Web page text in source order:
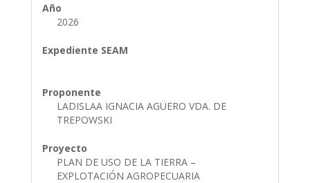
Año
2026
Expediente SEAM
Proponente
LADISLAA IGNACIA AGÜERO VDA. DE
TREPOWSKI
Proyecto
PLAN DE USO DE LA TIERRA –
EXPLOTACIÓN AGROPECUARIA